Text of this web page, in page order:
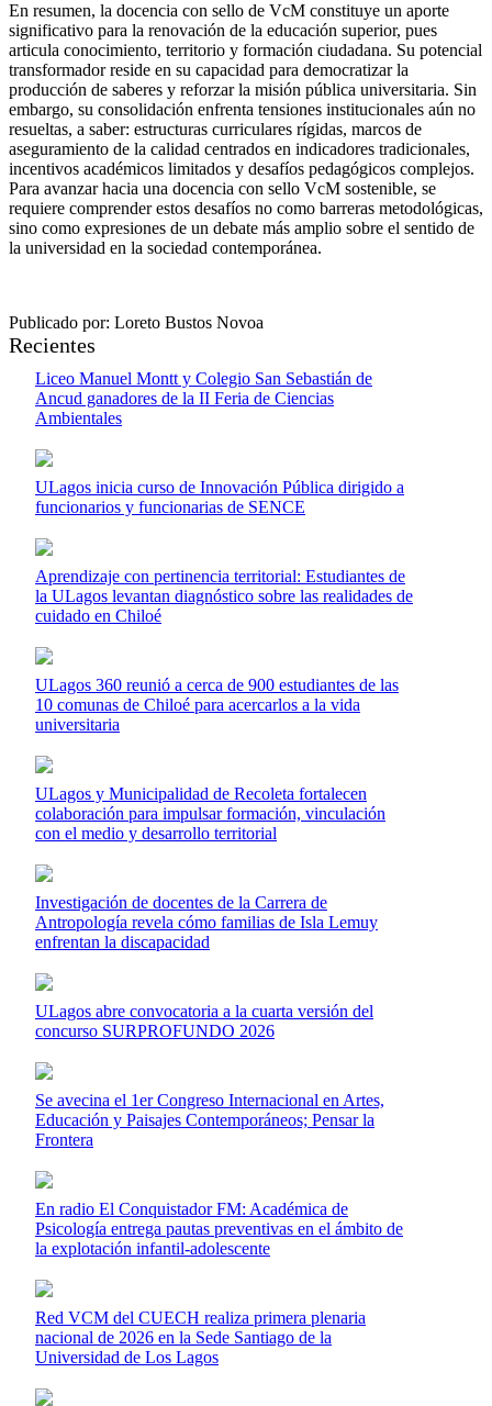
En resumen, la docencia con sello de VcM constituye un aporte
significativo para la renovación de la educación superior, pues
articula conocimiento, territorio y formación ciudadana. Su potencial
transformador reside en su capacidad para democratizar la
producción de saberes y reforzar la misión pública universitaria. Sin
embargo, su consolidación enfrenta tensiones institucionales aún no
resueltas, a saber: estructuras curriculares rígidas, marcos de
aseguramiento de la calidad centrados en indicadores tradicionales,
incentivos académicos limitados y desafíos pedagógicos complejos.
Para avanzar hacia una docencia con sello VcM sostenible, se
requiere comprender estos desafíos no como barreras metodológicas,
sino como expresiones de un debate más amplio sobre el sentido de
la universidad en la sociedad contemporánea.
Publicado por: Loreto Bustos Novoa
Recientes
Liceo Manuel Montt y Colegio San Sebastián de
Ancud ganadores de la II Feria de Ciencias
Ambientales
ULagos inicia curso de Innovación Pública dirigido a
funcionarios y funcionarias de SENCE
Aprendizaje con pertinencia territorial: Estudiantes de
la ULagos levantan diagnóstico sobre las realidades de
cuidado en Chiloé
ULagos 360 reunió a cerca de 900 estudiantes de las
10 comunas de Chiloé para acercarlos a la vida
universitaria
ULagos y Municipalidad de Recoleta fortalecen
colaboración para impulsar formación, vinculación
con el medio y desarrollo territorial
Investigación de docentes de la Carrera de
Antropología revela cómo familias de Isla Lemuy
enfrentan la discapacidad
ULagos abre convocatoria a la cuarta versión del
concurso SURPROFUNDO 2026
Se avecina el 1er Congreso Internacional en Artes,
Educación y Paisajes Contemporáneos; Pensar la
Frontera
En radio El Conquistador FM: Académica de
Psicología entrega pautas preventivas en el ámbito de
la explotación infantil-adolescente
Red VCM del CUECH realiza primera plenaria
nacional de 2026 en la Sede Santiago de la
Universidad de Los Lagos